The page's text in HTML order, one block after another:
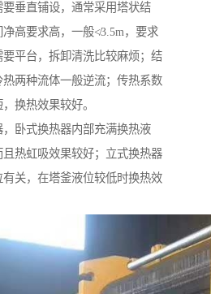
垂直铺设，通常采用塔状结
高要求高，一般≮3.5m，要求
平台，拆卸清洗比较麻烦；结
两种流体一般逆流；传热系数
换热效果较好。
卧式换热器内部充满换热液
热虹吸效果较好；立式换热器
关，在塔釜液位较低时换热效